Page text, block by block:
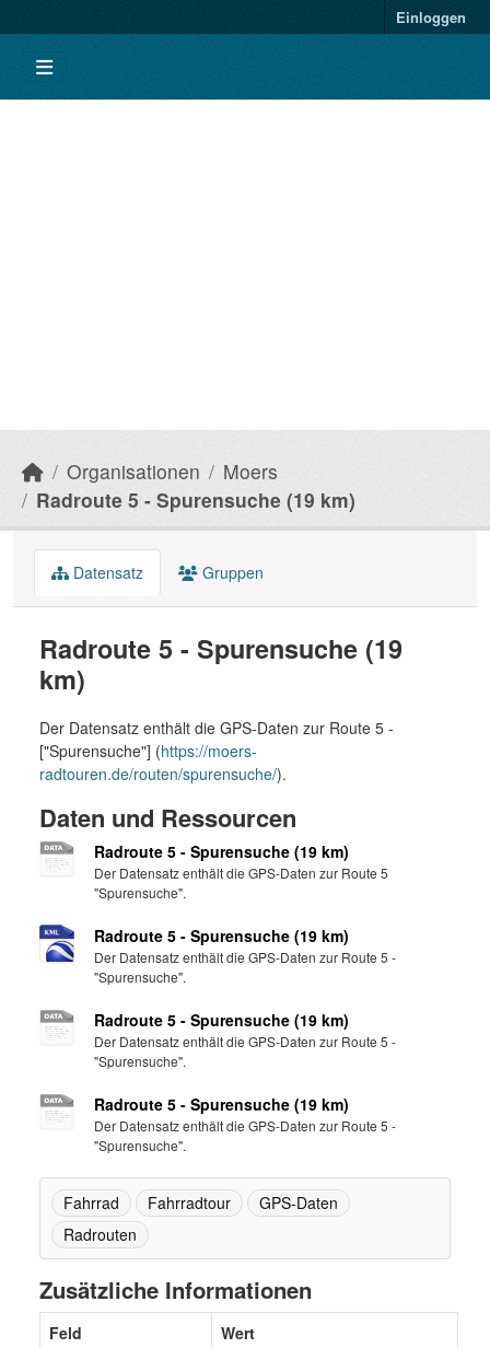
Einloggen
Organisationen
Moers
Radroute 5 - Spurensuche (19 km)
Datensatz Gruppen
Radroute 5 - Spurensuche (19
km)
Der Datensatz enthält die GPS-Daten zur Route 5 -
["Spurensuche"] (https://moers-
radtouren.de/routen/spurensuche/).
Daten und Ressourcen
Radroute 5 - Spurensuche (19 km)
Der Datensatz enthält die GPS-Daten zur Route 5
"Spurensuche".
Radroute 5 - Spurensuche (19 km)
Der Datensatz enthält die GPS-Daten zur Route 5 -
"Spurensuche".
Radroute 5 - Spurensuche (19 km)
Der Datensatz enthält die GPS-Daten zur Route 5 -
"Spurensuche".
Radroute 5 - Spurensuche (19 km)
Der Datensatz enthält die GPS-Daten zur Route 5 -
"Spurensuche".
Fahrrad Fahrradtour
GPS-Daten
Radrouten
Zusätzliche Informationen
Feld
Wert